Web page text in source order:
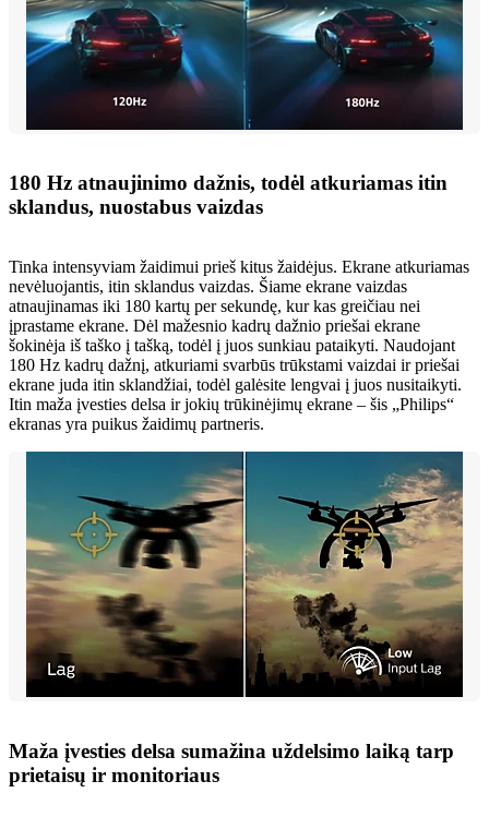
180 Hz atnaujinimo dažnis, todėl atkuriamas itin
sklandus, nuostabus vaizdas
Tinka intensyviam žaidimui prieš kitus žaidėjus. Ekrane atkuriamas
nevėluojantis, itin sklandus vaizdas. Šiame ekrane vaizdas
atnaujinamas iki 180 kartų per sekundę, kur kas greičiau nei
įprastame ekrane. Dėl mažesnio kadrų dažnio priešai ekrane
šokinėja iš taško į tašką, todėl į juos sunkiau pataikyti. Naudojant
180 Hz kadrų dažnį, atkuriami svarbūs trūkstami vaizdai ir priešai
ekrane juda itin sklandžiai, todėl galėsite lengvai į juos nusitaikyti.
Itin maža įvesties delsa ir jokių trūkinėjimų ekrane – šis „Philips“
ekranas yra puikus žaidimų partneris.
Maža įvesties delsa sumažina uždelsimo laiką tarp
prietaisų ir monitoriaus